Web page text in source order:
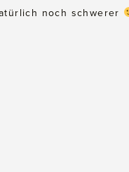
noch schwerer